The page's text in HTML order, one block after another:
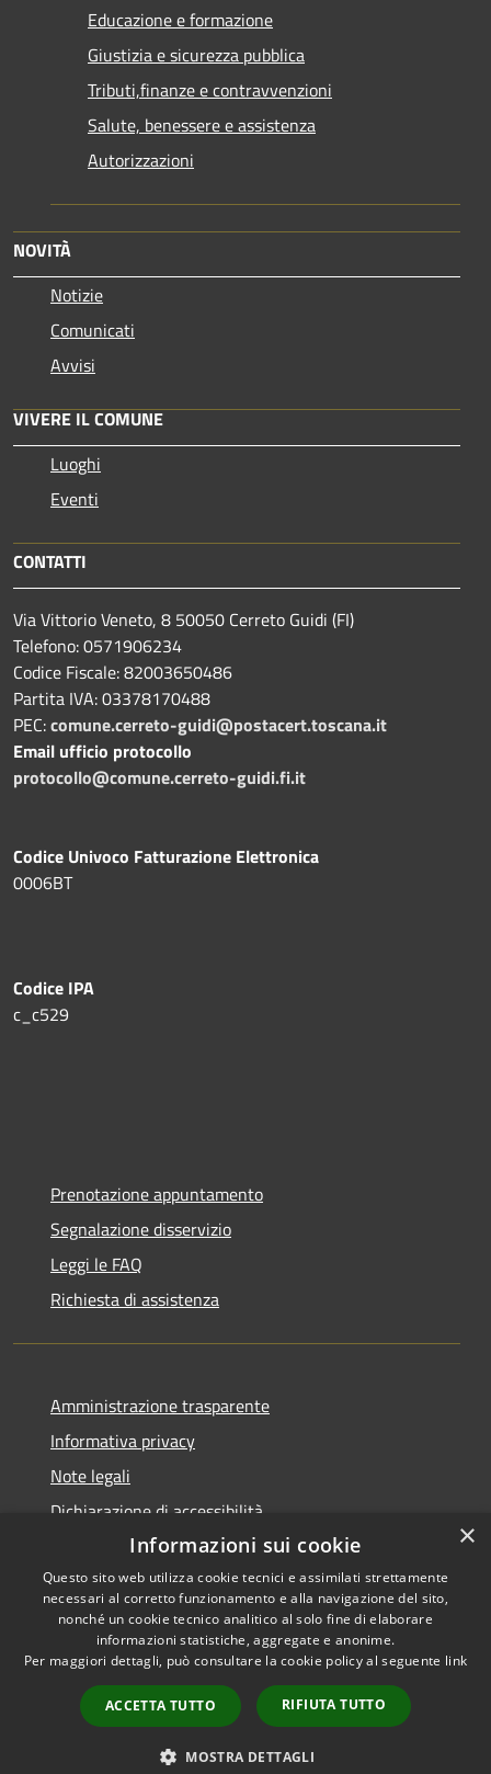
Educazione e formazione
Giustizia e sicurezza pubblica
Tributi,finanze e contravvenzioni
Salute, benessere e assistenza
Autorizzazioni
NOVITÀ
Notizie
Comunicati
Avvisi
VIVERE IL COMUNE
Luoghi
Eventi
CONTATTI
Via Vittorio Veneto, 8 50050 Cerreto Guidi (FI)
Telefono: 0571906234
Codice Fiscale: 82003650486
Partita IVA: 03378170488
PEC:comune.cerreto-guidi@postacert.toscana.it
Email ufficio protocollo
protocollo@comune.cerreto-guidi.fi.it
Codice Univoco Fatturazione Elettronica
0006BT
Codice IPA
c_c529
Prenotazione appuntamento
Segnalazione disservizio
Leggi le FAQ
Richiesta di assistenza
Amministrazione trasparente
Informativa privacy
Note legali
Dichiarazione di accessibilità
Accessibilità
Privacy
Mappa del sito
WhatsApp Cerreto
Copyright © 2026 • Comune di
Cerreto Guidi • Powered by
Municipium
Accesso
redazione
×
Informazioni sui cookie
Questo sito web utilizza cookie tecnici e assimilati strettamente
necessari al corretto funzionamento e alla navigazione del sito,
nonché un cookie tecnico analitico al solo fine di elaborare
informazioni statistiche, aggregate e anonime.
Per maggiori dettagli, può consultare la cookie policy al seguente link
ACCETTA TUTTO RIFIUTA TUTTO
MOSTRA DETTAGLI